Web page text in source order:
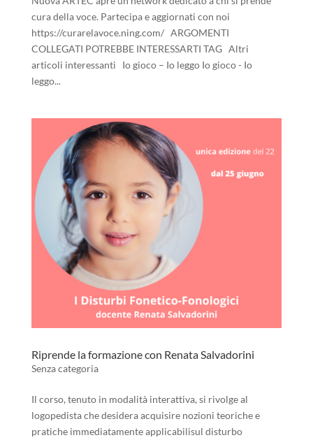
cura della voce. Partecipa e aggiornati con noi
https://curarelavoce.ning.com/ ARGOMENTI
COLLEGATI POTREBBE INTERESSARTI TAG Altri
articoli interessanti Io gioco – Io leggo Io gioco - Io
leggo...
Riprende la formazione con Renata Salvadorini
Senza categoria
Il corso, tenuto in modalità interattiva, si rivolge al
logopedista che desidera acquisire nozioni teoriche e
pratiche immediatamente applicabilisul disturbo